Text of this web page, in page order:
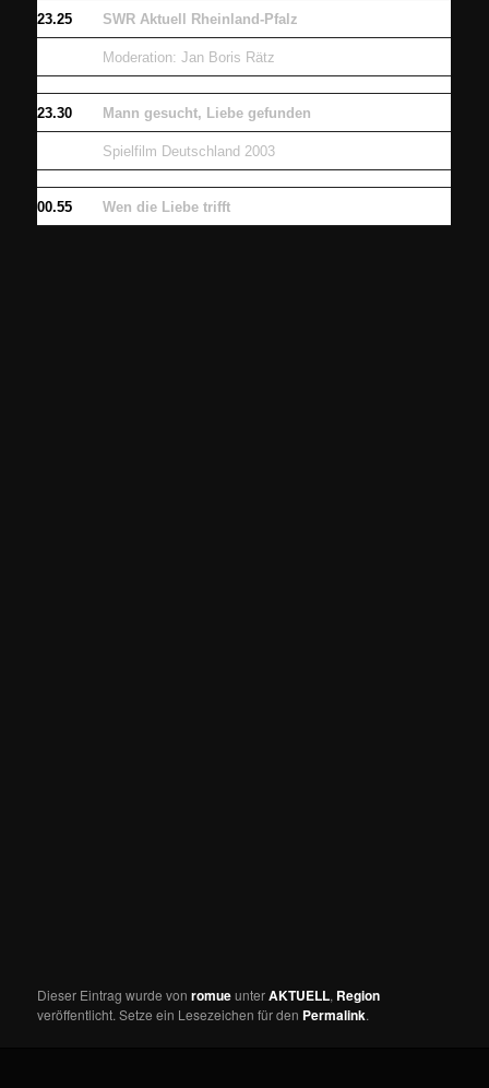
23.25 SWR Aktuell Rheinland-Pfalz
Moderation: Jan Boris Rätz
23.30 Mann gesucht, Liebe gefunden
Spielfilm Deutschland 2003
00.55 Wen die Liebe trifft
Dieser Eintrag wurde vonromueunterAKTUELL, Region
veröffentlicht. Setze ein Lesezeichen für den Permalink.